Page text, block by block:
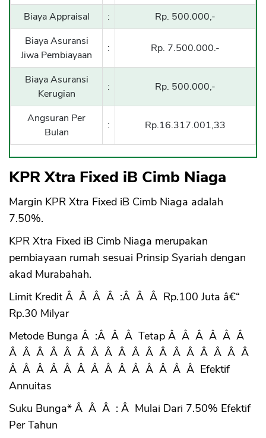
Biaya Appraisal
:
Rp. 500.000,-
Biaya Asuransi
Jiwa Pembiayaan
: Rp. 7.500.000.-
Biaya Asuransi
Kerugian
: Rp. 500.000,-
Angsuran Per
Bulan
: Rp.16.317.001,33
KPR Xtra Fixed iB Cimb Niaga
Margin KPR Xtra Fixed iB Cimb Niaga adalah
7.50%.
KPR Xtra Fixed iB Cimb Niaga merupakan
pembiayaan rumah sesuai Prinsip Syariah dengan
akad Murabahah.
Limit Kredit Â Â Â Â :Â Â Â Rp.100 Juta â€“
Rp.30 Milyar
Metode Bunga Â :Â Â Â Tetap Â Â Â Â Â Â
Â Â Â Â Â Â Â Â Â Â Â Â Â Â Â Â Â Â
Â Â Â Â Â Â Â Â Â Â Â Â Â Â Efektif
Annuitas
Suku Bunga* Â Â Â : Â Mulai Dari 7.50% Efektif
Per Tahun